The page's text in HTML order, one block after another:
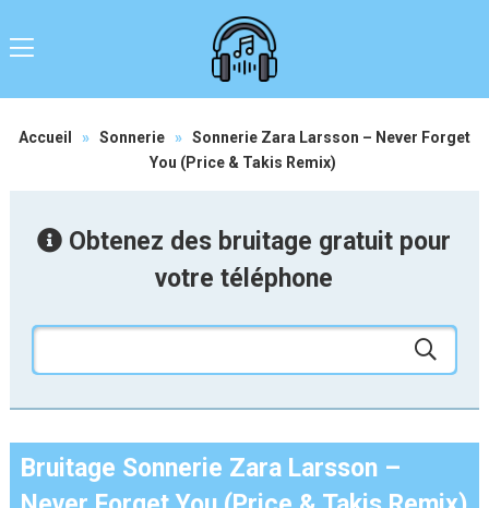
Accueil » Sonnerie » Sonnerie Zara Larsson – Never Forget
You (Price & Takis Remix)
Obtenez des bruitage gratuit pour
votre téléphone
Bruitage Sonnerie Zara Larsson –